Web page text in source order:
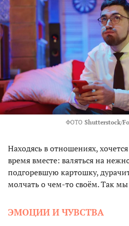
ФОТО Shutterstock/
Находясь в отношениях,
время вместе: валяться на
подгоревшую картошку,
молчать о чем-то своём. Так
ЭМОЦИИ И ЧУВСТВА